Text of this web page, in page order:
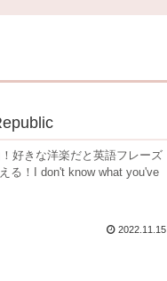
好きな洋楽だと英語フレーズ
る！I don't know what you've
2022.11.15